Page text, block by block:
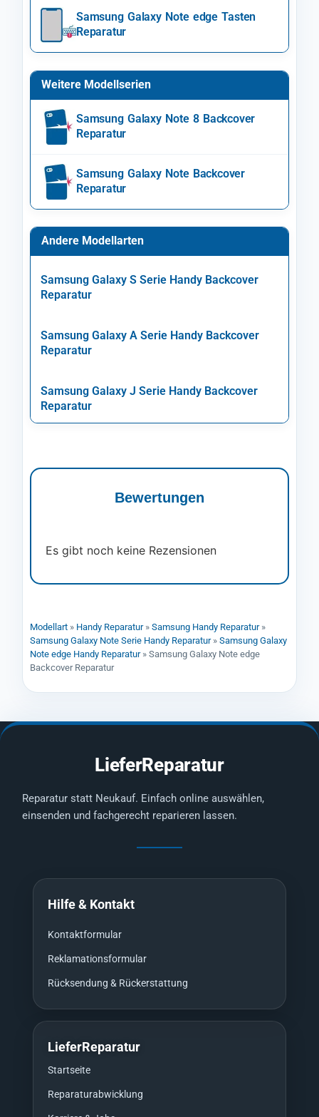
Samsung Galaxy Note edge Tasten
Reparatur
Weitere Modellserien
Samsung Galaxy Note 8 Backcover
Reparatur
Samsung Galaxy Note Backcover
Reparatur
Andere Modellarten
Samsung Galaxy S Serie Handy Backcover
Reparatur
Samsung Galaxy A Serie Handy Backcover
Reparatur
Samsung Galaxy J Serie Handy Backcover
Reparatur
Bewertungen
Es gibt noch keine Rezensionen
Modellart » Handy Reparatur» Samsung Handy Reparatur»
Samsung Galaxy Note Serie Handy Reparatur» Samsung Galaxy
Note edge Handy Reparatur» Samsung Galaxy Note edge
Backcover Reparatur
LieferReparatur
Reparatur statt Neukauf. Einfach online auswählen,
einsenden und fachgerecht reparieren lassen.
Hilfe & Kontakt
Kontaktformular
Reklamationsformular
Rücksendung & Rückerstattung
LieferReparatur
Startseite
Reparaturabwicklung